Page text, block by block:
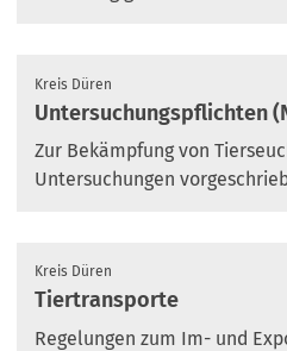
Kreis Düren
Untersuchungspflichten
Zur Bekämpfung von
Untersuchungen
Kreis Düren
Tiertransporte
Regelungen zum Im- und